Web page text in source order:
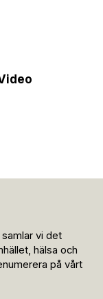
vi det
hälsa och
på vårt